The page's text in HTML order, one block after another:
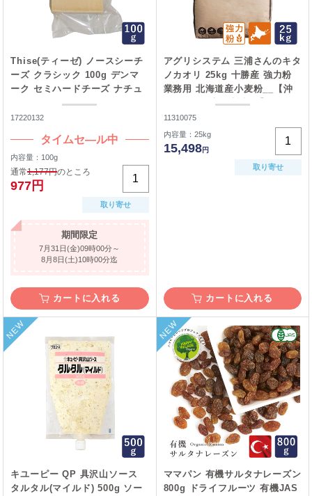
Thise(ティーゼ) ノースシーチ
ーズ クラシック 100g デンマ
ーク セミハードチーズ ナチュ
ラルチーズ__
17220132
タイムセ―ル中
内容量：100g
通常1,177円のところ
977円
取り寄せ
期間限定
7月31日(金)09時00分～
8月8日(土)10時00分迄
カートに入れる
アグリシステム 三浦さんのキタ
ノカオリ 25kg 十勝産 強力粉
業務用 北海道産小麦粉__【沖
縄は別途追加送料必要】
11310075
内容量：25kg
15,498円
取り寄せ
カートに入れる
NEW
キユーピー QP 具沢山ソース
タルタル(マイルド) 500g ソー
NEW
ママパン 有機サルタナレーズン
800g ドライフルーツ 有機JAS